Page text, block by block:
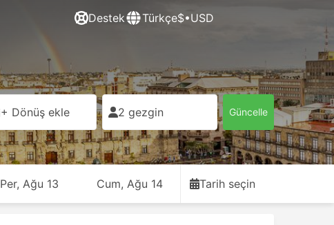
Destek Türkçe$•USD
+ Dönüş ekle 2 gezgin Güncelle
Per, Ağu 13 Cum, Ağu 14 Tarih seçin